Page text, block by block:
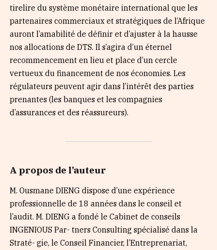
tirelire du système monétaire international que les
partenaires commerciaux et stratégiques de l’Afrique
auront l’amabilité de définir et d’ajuster à la hausse
nos allocations de DTS. Il s’agira d’un éternel
recommencement en lieu et place d’un cercle
vertueux du financement de nos économies. Les
régulateurs peuvent agir dans l’intérêt des parties
prenantes (les banques et les compagnies
d’assurances et des réassureurs).
A propos de l’auteur
M. Ousmane DIENG dispose d’une expérience
professionnelle de 18 années dans le conseil et
l’audit. M. DIENG a fondé le Cabinet de conseils
INGENIOUS Par- tners Consulting spécialisé dans la
Straté- gie, le Conseil Financier, l’Entreprenariat,